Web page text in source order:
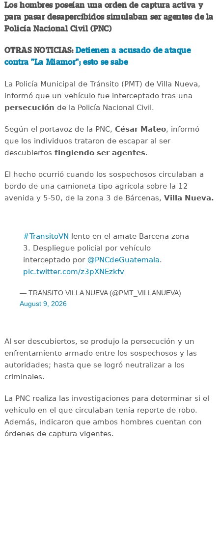
Los hombres poseían una orden de captura activa y
para pasar desapercibidos simulaban ser agentes de la
Policía Nacional Civil (PNC)
OTRAS NOTICIAS: Detienen a acusado de ataque
contra "La Miamor"; esto se sabe
La Policía Municipal de Tránsito (PMT) de Villa Nueva,
informó que un vehículo fue interceptado tras una
persecución de la Policía Nacional Civil.
Según el portavoz de la PNC, César Mateo, informó
que los individuos trataron de escapar al ser
descubiertos fingiendo ser agentes.
El hecho ocurrió cuando los sospechosos circulaban a
bordo de una camioneta tipo agrícola sobre la 12
avenida y 5-50, de la zona 3 de Bárcenas, Villa Nueva.
#TransitoVN lento en el amate Barcena zona
3. Despliegue policial por vehículo
interceptado por @PNCdeGuatemala.
pic.twitter.com/z3pXNEzkfv
— TRANSITO VILLA NUEVA (@PMT_VILLANUEVA)
August 9, 2026
Al ser descubiertos, se produjo la persecución y un
enfrentamiento armado entre los sospechosos y las
autoridades; hasta que se logró neutralizar a los
criminales.
La PNC realiza las investigaciones para determinar si el
vehículo en el que circulaban tenía reporte de robo.
Además, indicaron que ambos hombres cuentan con
órdenes de captura vigentes.